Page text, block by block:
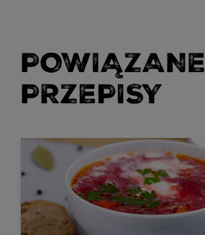
POWIĄZANE
PRZEPISY